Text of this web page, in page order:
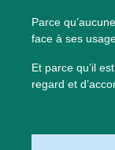
Parce
face à ses
Et parce qu’il
regard et